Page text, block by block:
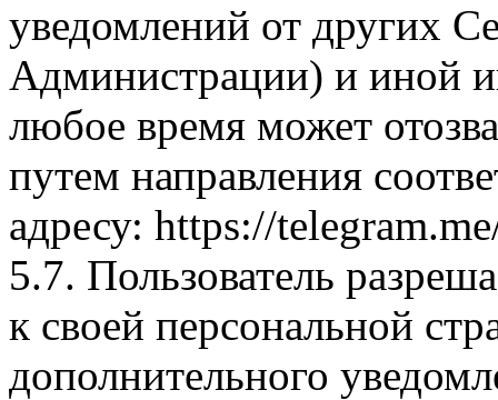
уведомлений от других
Администрации) и иной
любое время может
путем направления
адресу: https://
5.7. Пользователь
к своей персональной
дополнительного